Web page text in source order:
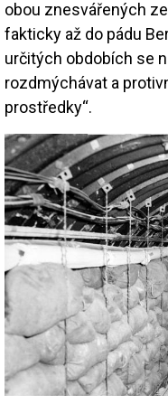
obou znesvářených
fakticky až do pádu
určitých obdobích se
rozdmýchávat a
prostředky“.
Image